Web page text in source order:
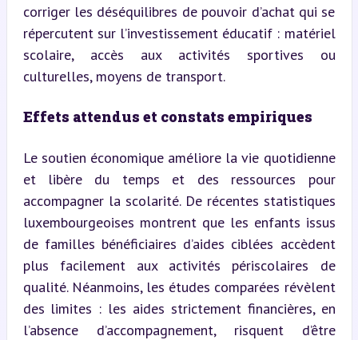
corriger les déséquilibres de pouvoir d’achat qui se
répercutent sur l’investissement éducatif : matériel
scolaire, accès aux activités sportives ou
culturelles, moyens de transport.
Effets attendus et constats empiriques
Le soutien économique améliore la vie quotidienne
et libère du temps et des ressources pour
accompagner la scolarité. De récentes statistiques
luxembourgeoises montrent que les enfants issus
de familles bénéficiaires d’aides ciblées accèdent
plus facilement aux activités périscolaires de
qualité. Néanmoins, les études comparées révèlent
des limites : les aides strictement financières, en
l’absence d’accompagnement, risquent d’être